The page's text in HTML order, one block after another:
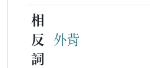
相
反
詞
外背